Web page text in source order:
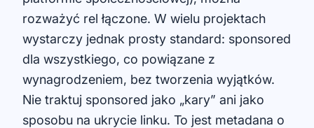
rozważyć rel łączone. W wielu projektach
wystarczy jednak prosty standard: sponsored
dla wszystkiego, co powiązane z
wynagrodzeniem, bez tworzenia wyjątków.
Nie traktuj sponsored jako „kary” ani jako
sposobu na ukrycie linku. To jest metadana o